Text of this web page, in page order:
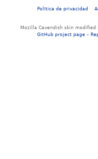
Política de privacidad
Mozilla Cavendish skin modified
GitHub project page –